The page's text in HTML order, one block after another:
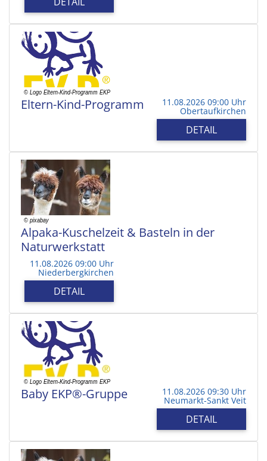
Eltern-Kind-Programm 11.08.2026 09:00 Uhr
Obertaufkirchen
DETAIL
Alpaka-Kuschelzeit & Basteln in der
Naturwerkstatt
11.08.2026 09:00 Uhr
Niederbergkirchen
DETAIL
Baby EKP®-Gruppe 11.08.2026 09:30 Uhr
Neumarkt-Sankt Veit
DETAIL